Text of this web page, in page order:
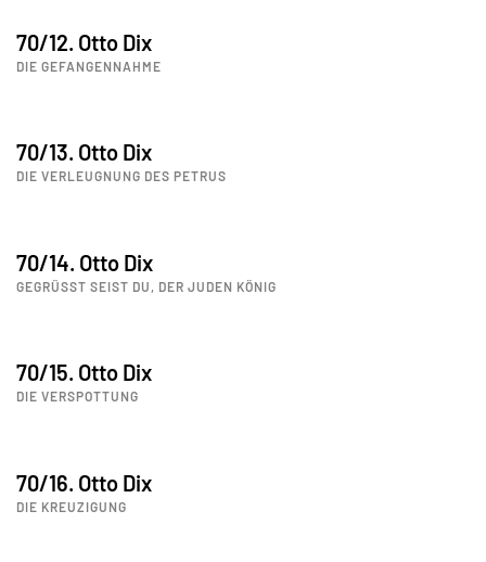
70/12. Otto Dix
DIE GEFANGENNAHME
70/13. Otto Dix
DIE VERLEUGNUNG DES PETRUS
70/14. Otto Dix
GEGRÜSST SEIST DU, DER JUDEN KÖNIG
70/15. Otto Dix
DIE VERSPOTTUNG
70/16. Otto Dix
DIE KREUZIGUNG